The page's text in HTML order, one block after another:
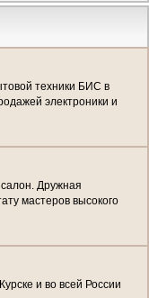
техники БИС в
электроники и
15 лет. (Россия,
салон. Дружная
мастеров высокого
потому что сделать
- это круто!
Курск)
и во всей России